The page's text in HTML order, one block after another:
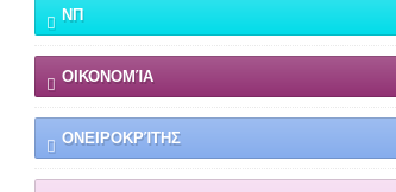
ΝΠ
ΟΙΚΟΝΟΜΊΑ
ΟΝΕΙΡΟΚΡΊΤΗΣ